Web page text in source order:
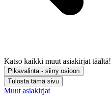
Katso kaikki muut asiakirjat täältä!
Pikavalinta - siirry osioon
Tulosta tämä sivu
Muut asiakirjat